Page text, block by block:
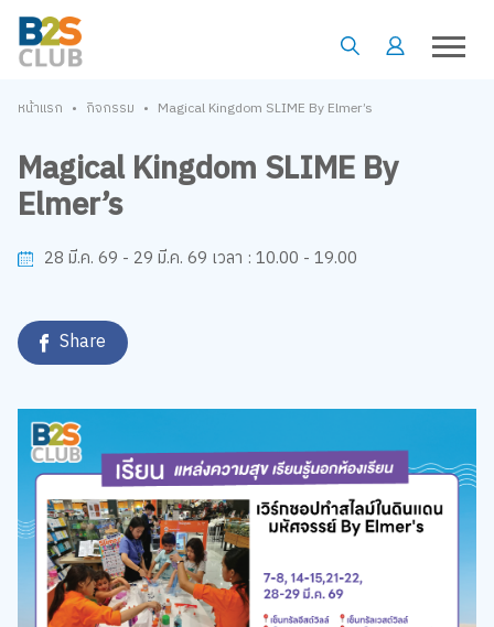
หน้าแรก • กิจกรรม • Magical Kingdom SLIME By Elmer’s
Magical Kingdom SLIME By
Elmer’s
28 มี.ค. 69 - 29 มี.ค. 69 เวลา : 10.00 - 19.00
Share